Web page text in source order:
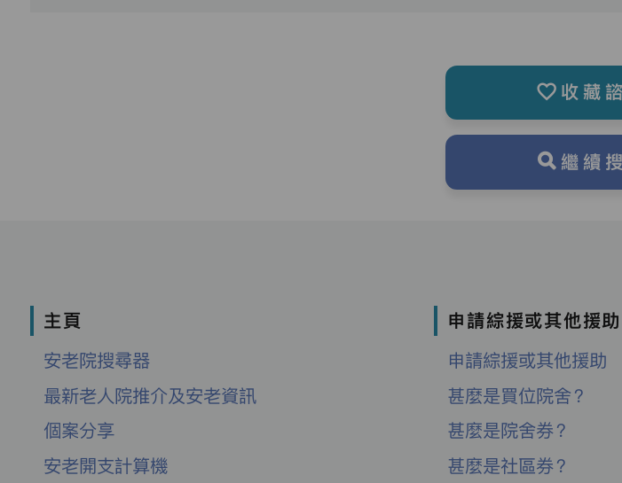
收藏
繼續
主頁
安老院搜尋器
最新老人院推介及安老資訊
個案分享
安老開支計算機
申請綜援或其他援助
申請綜援或其他援助
甚麼是買位院舍？
甚麼是院舍券？
甚麼是社區券？